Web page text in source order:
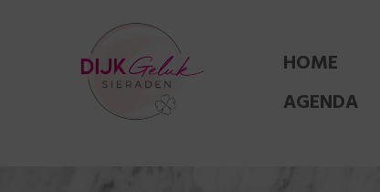
HOME
AGENDA